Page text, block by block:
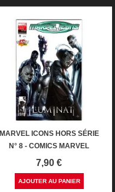
MARVEL ICONS HORS SÉRIE
N° 8 - COMICS MARVEL
Prix
7,90 €
AJOUTER AU PANIER